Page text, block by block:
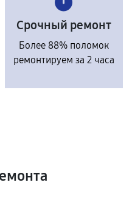
Срочный ремонт
Более 88% поломок
ремонтируем за 2 часа